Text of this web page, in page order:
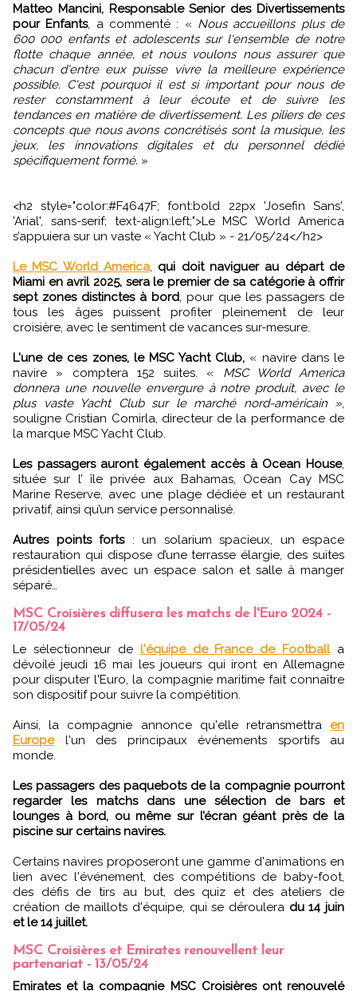
Matteo Mancini, Responsable Senior des Divertissements
pour Enfants, a commenté : « Nous accueillons plus de
600 000 enfants et adolescents sur l'ensemble de notre
flotte chaque année, et nous voulons nous assurer que
chacun d'entre eux puisse vivre la meilleure expérience
possible. C'est pourquoi il est si important pour nous de
rester constamment à leur écoute et de suivre les
tendances en matière de divertissement. Les piliers de ces
concepts que nous avons concrétisés sont la musique, les
jeux, les innovations digitales et du personnel dédié
spécifiquement formé. »
<h2 style="color:#F4647F; font:bold 22px 'Josefin Sans',
'Arial', sans-serif; text-align:left;">Le MSC World America
s’appuiera sur un vaste « Yacht Club » - 21/05/24</h2>
Le MSC World America
qui doit naviguer au départ de
Miami en avril 2025, sera le premier de sa catégorie à offrir
sept zones distinctes à bord , pour que les passagers de
tous les âges puissent profiter pleinement de leur
croisière, avec le sentiment de vacances sur-mesure.
L'une de ces zones, le MSC Yacht Club, « navire dans le
navire » comptera 152 suites. « MSC World America
donnera une nouvelle envergure à notre produit, avec le
plus vaste Yacht Club sur le marché nord-américain »
souligne Cristian Comirla, directeur de la performance de
la marque MSC Yacht Club.
Les passagers auront également accès à Ocean House,
située sur l’ île privée aux Bahamas, Ocean Cay MSC
Marine Reserve, avec une plage dédiée et un restaurant
privatif, ainsi qu’un service personnalisé.
Autres points forts: un solarium spacieux, un espace
restauration qui dispose d’une terrasse élargie, des suites
présidentielles avec un espace salon et salle à manger
séparé…
MSC Croisières diffusera les matchs de l'Euro 2024 -
17/05/24
Le sélectionneur de l'équipe de France de Footballa
dévoilé jeudi 16 mai les joueurs qui iront en Allemagne
pour disputer l'Euro, la compagnie maritime fait connaître
son dispositif pour suivre la compétition.
Ainsi, la compagnie annonce qu'elle retransmettra en
Europel'un des principaux événements sportifs au
monde.
Les passagers des paquebots de la compagnie pourront
regarder les matchs dans une sélection de bars et
lounges à bord, ou même sur l’écran géant près de la
piscine sur certains navires.
Certains navires proposeront une gamme d'animations en
lien avec l'événement, des compétitions de baby-foot,
des défis de tirs au but, des quiz et des ateliers de
création de maillots d'équipe, qui se déroulera du 14 juin
et le 14 juillet.
MSC Croisières et Emirates renouvellent leur
partenariat - 13/05/24
Emirates et la compagnie MSC Croisières ont renouvelé